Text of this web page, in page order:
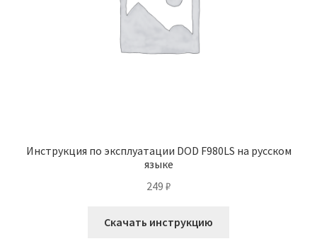
Инструкция по эксплуатации DOD F980LS на русском
языке
249 ₽
Скачать инструкцию